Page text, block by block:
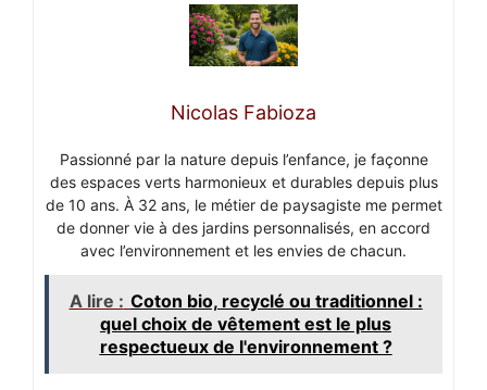
Nicolas Fabioza
Passionné par la nature depuis l’enfance, je façonne
des espaces verts harmonieux et durables depuis plus
de 10 ans. À 32 ans, le métier de paysagiste me permet
de donner vie à des jardins personnalisés, en accord
avec l’environnement et les envies de chacun.
A lire : Coton bio, recyclé ou traditionnel :
quel choix de vêtement est le plus
respectueux de l'environnement ?